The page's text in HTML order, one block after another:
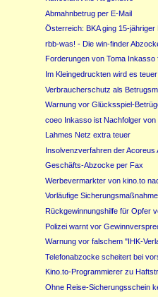
Abmahnbetrug per E-Mail
Österreich: BKA ging 15-
rbb-was! - Die win-finder
Forderungen von Toma Inkasso
Im Kleingedruckten wird es teuer
Verbraucherschutz als
Warnung vor Glücksspiel-
coeo Inkasso ist Nachfolger von
Lahmes Netz extra teuer
Insolvenzverfahren der Acoreus
Geschäfts-Abzocke per Fax
Werbevermarkter von kino.to
Vorläufige
Rückgewinnungshilfe für Opfer
Polizei warnt vor
Warnung vor falschem "IHK-
Telefonabzocke scheitert bei
Kino.to-Programmierer zu
Ohne Reise-Sicherungsschein